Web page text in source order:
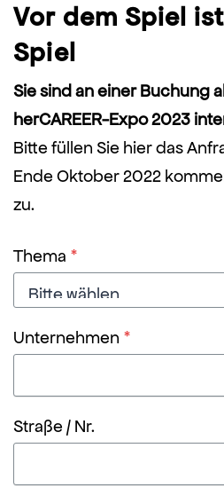
Vor dem Spiel
Spiel
Sie sind an einer Buchung
herCAREER-Expo 2023
Bitte füllen Sie hier das
Ende Oktober 2022
zu.
Thema *
Unternehmen *
Straße / Nr.